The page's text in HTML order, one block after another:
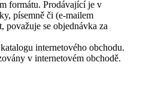
formátu. Prodávající je v
písemně či (e-mailem
se objednávka za
internetového obchodu.
v internetovém obchodě.